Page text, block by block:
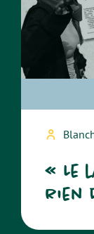
« Le
rien